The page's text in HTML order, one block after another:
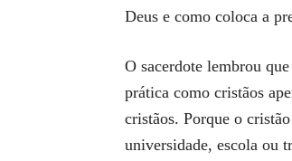
Deus e como coloca a
O sacerdote lembrou
prática como cristãos
cristãos. Porque o
universidade, escola ou